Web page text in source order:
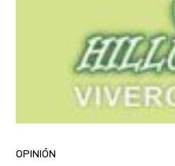
OPINIÓN